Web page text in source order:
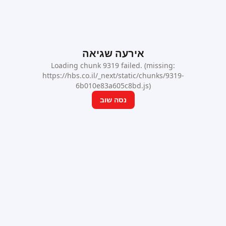
אירעה שגיאה
Loading chunk 9319 failed. (missing:
https://hbs.co.il/_next/static/chunks/9319-
6b010e83a605c8bd.js)